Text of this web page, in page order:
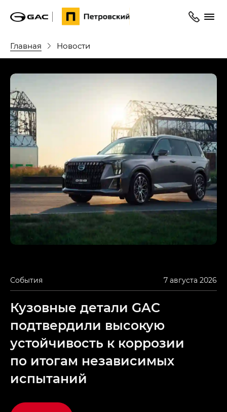
Главная Новости
События 7 августа 2026
Кузовные детали GAC
подтвердили высокую
устойчивость к коррозии
по итогам независимых
испытаний